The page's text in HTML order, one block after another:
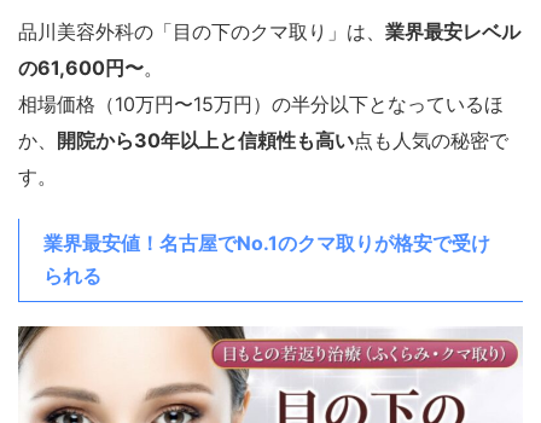
品川美容外科の「目の下のクマ取り」は、 業界最安レベル
の61,600円〜。
相場価格（10万円〜15万円）の半分以下となっているほ
か、 開院から30年以上と信頼性も高い点も人気の秘密で
す。
業界最安値！名古屋でNo.1のクマ取りが格安で受け
られる